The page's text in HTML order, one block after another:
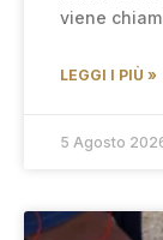
viene
LEGGI I PIÙ »
5 Agosto